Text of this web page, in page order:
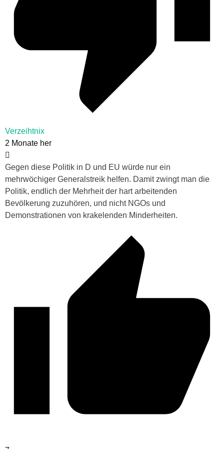
Verzeihtnix
2 Monate her
Gegen diese Politik in D und EU würde nur ein
mehrwöchiger Generalstreik helfen. Damit zwingt man die
Politik, endlich der Mehrheit der hart arbeitenden
Bevölkerung zuzuhören, und nicht NGOs und
Demonstrationen von krakelenden Minderheiten.